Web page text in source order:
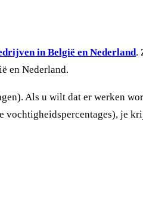
in België en Nederland.
en Nederland.
Als u wilt dat er werken
vochtigheidspercentages), je